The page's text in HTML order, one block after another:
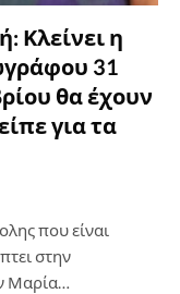
Κλείνει η
31
θα έχουν
για τα
που είναι
στην
Μαρία…